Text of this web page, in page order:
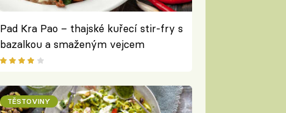
Pad Kra Pao – thajské kuřecí stir-fry s
bazalkou a smaženým vejcem
TĚSTOVINY